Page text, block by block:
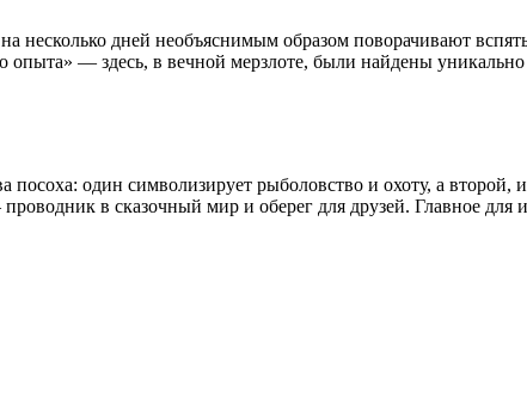
несколько дней необъяснимым образом поворачивают
— здесь, в вечной мерзлоте, были найдены
один символизирует рыболовство и охоту, а второй,
в сказочный мир и оберег для друзей. Главное